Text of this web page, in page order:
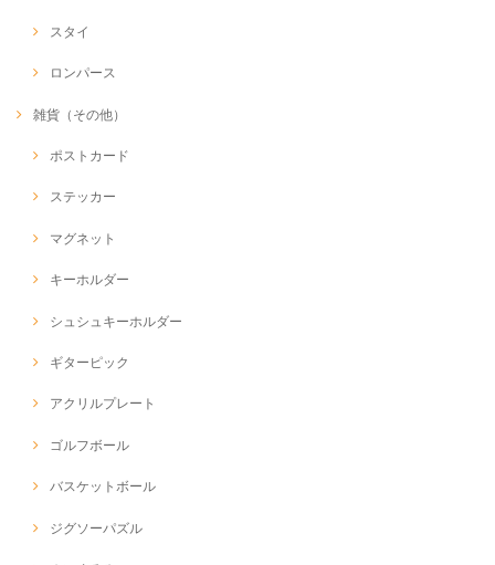
スタイ
ロンパース
雑貨（その他）
ポストカード
ステッカー
マグネット
キーホルダー
シュシュキーホルダー
ギターピック
アクリルプレート
ゴルフボール
バスケットボール
ジグソーパズル